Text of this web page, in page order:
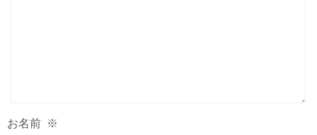
お名前 ※